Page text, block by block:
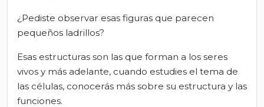
¿Pediste observar esas figuras que parecen
pequeños ladrillos?
Esas estructuras son las que forman a los seres
vivos y más adelante, cuando estudies el tema de
las células, conocerás más sobre su estructura y las
funciones.